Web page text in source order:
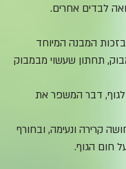
לבדים אחרים.
המבנה המיוחד
תחתון שעשוי מבמבוק
לגוף, דבר המשפר את
קרירה ונעימה, ובחורף
חום הגוף.